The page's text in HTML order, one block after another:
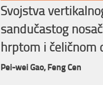
Svojstva
sandučastog
hrptom i čeličnom
Pei-wei Gao,Feng Cen